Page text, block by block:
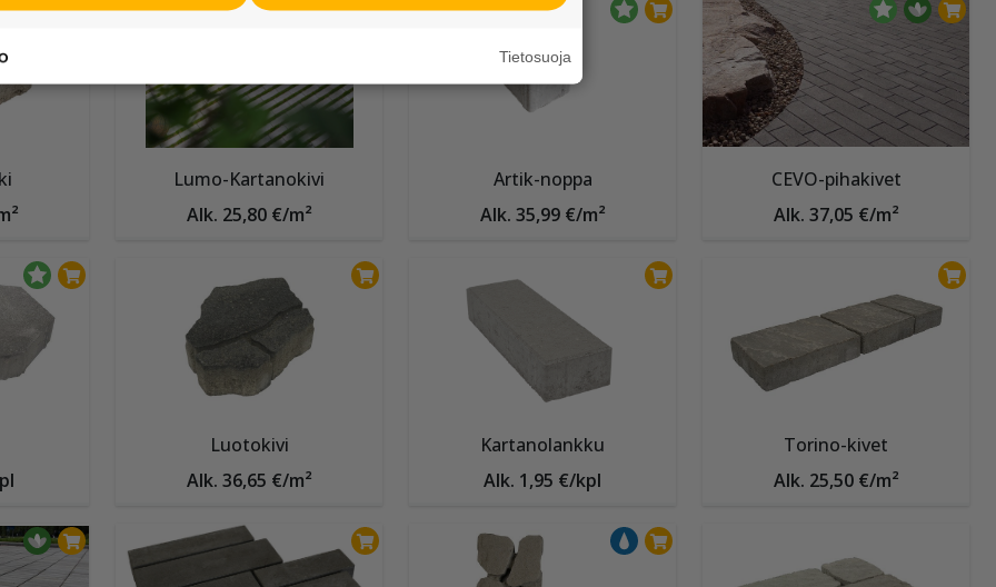
Lumo-Kartanokivi
Alk. 25,80 €/m²
Artik-noppa
Alk. 35,99 €/m²
CEVO-pihakivet
Alk. 37,05 €/m²
Luotokivi
Alk. 36,65 €/m²
Kartanolankku
Alk. 1,95 €/kpl
Torino-kivet
Alk. 25,50 €/m²
Tietosuoja